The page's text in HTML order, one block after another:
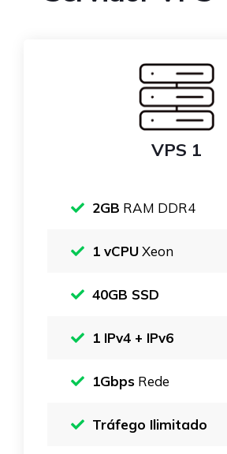
VPS 1
2GB RAM DDR4
1 vCPUXeon
40GB SSD
1 IPv4 + IPv6
1Gbps Rede
Tráfego Ilimitado